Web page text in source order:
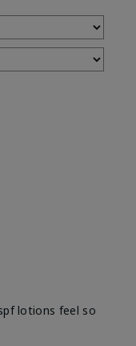
lotions feel so